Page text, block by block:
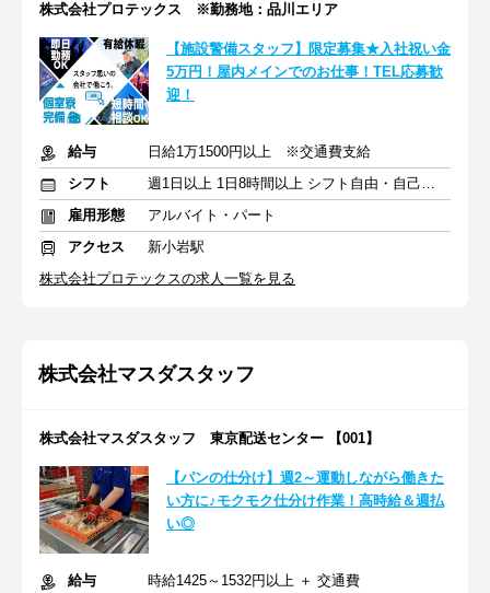
株式会社プロテックス ※勤務地：品川エリア
【施設警備スタッフ】限定募集★入社祝い金
5万円！屋内メインでのお仕事！TEL応募歓
迎！
給与
日給1万1500円以上 ※交通費支給
シフト
週1日以上 1日8時間以上 シフト自由・自己申告
雇用形態
アルバイト・パート
アクセス
新小岩駅
株式会社プロテックスの求人一覧を見る
株式会社マスダスタッフ
株式会社マスダスタッフ 東京配送センター 【001】
【パンの仕分け】週2～運動しながら働きた
い方に♪モクモク仕分け作業！高時給＆週払
い◎
給与
時給1425～1532円以上 ＋ 交通費